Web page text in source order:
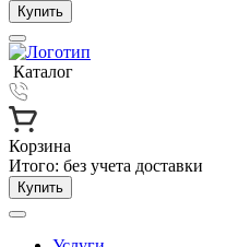
Купить
Каталог
Корзина
Итого: без учета доставки
Купить